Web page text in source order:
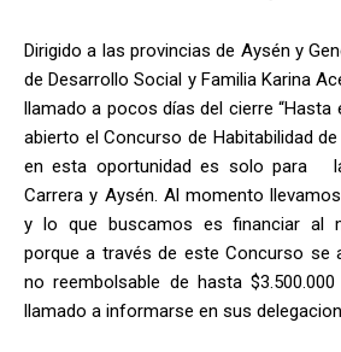
Dirigido a las provincias de Aysén y
de Desarrollo Social y Familia Karina
llamado a pocos días del cierre
abierto el Concurso de Habitabilidad
en esta oportunidad es solo para
Carrera y Aysén. Al momento
y lo que buscamos es financiar al
porque a través de este Concurso se
no reembolsable de hasta
llamado a informarse en sus